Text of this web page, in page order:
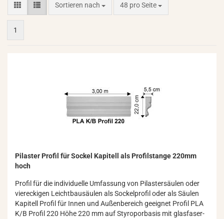
Sortieren nach
Sortieren nach 48 pro Seite
pro Seite
1
Pi­las­ter Pro­fil für So­ckel Ka­pi­tell als Pro­fil­stan­ge 220mm
hoch
Pro­fil für die in­di­vi­du­el­le Um­fas­sung von Pi­las­ter­säu­len oder
vier­ecki­gen Leicht­bau­säu­len als So­ckel­pro­fil oder als Säu­len
Ka­pi­tell Pro­fil für Innen und Au­ßen­be­reich ge­eig­net Pro­fil PLA
K/B Pro­fil 220 Höhe 220 mm auf Sty­ro­por­ba­sis mit glas­fa­ser­